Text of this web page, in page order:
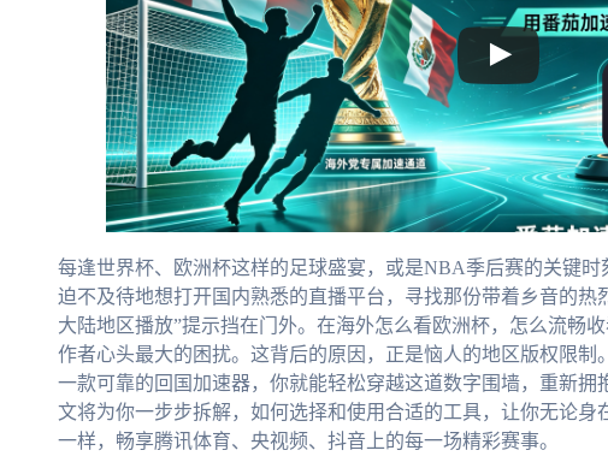
每逢世界杯、欧洲杯这样的足球盛宴，或是NBA季后赛的关键时
迫不及待地想打开国内熟悉的直播平台，寻找那份带着乡音的热
大陆地区播放”提示挡在门外。在海外怎么看欧洲杯，怎么流畅
作者心头最大的困扰。这背后的原因，正是恼人的地区版权限制
一款可靠的回国加速器，你就能轻松穿越这道数字围墙，重新
文将为你一步步拆解，如何选择和使用合适的工具，让你无论身
一样，畅享腾讯体育、央视频、抖音上的每一场精彩赛事。